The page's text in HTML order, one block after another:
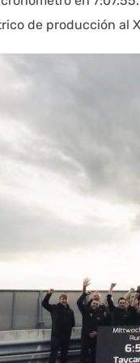
de producción al